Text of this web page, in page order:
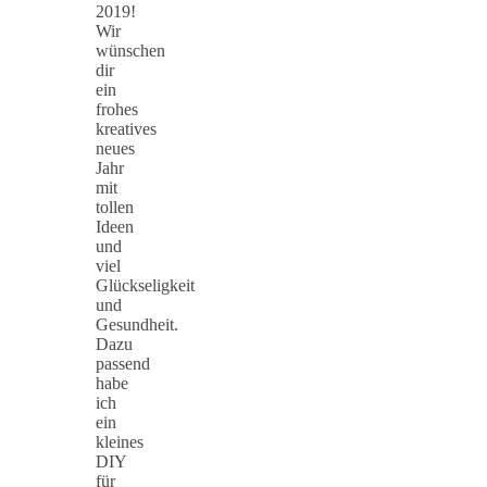
2019!
Wir
wünschen
dir
ein
frohes
kreatives
neues
Jahr
mit
tollen
Ideen
und
viel
Glückseligkeit
und
Gesundheit.
Dazu
passend
habe
ich
ein
kleines
DIY
für